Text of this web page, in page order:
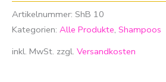
Artikelnummer: ShB 10
Kategorien: Alle Produkte, Shampoos
inkl. MwSt. zzgl. Versandkosten